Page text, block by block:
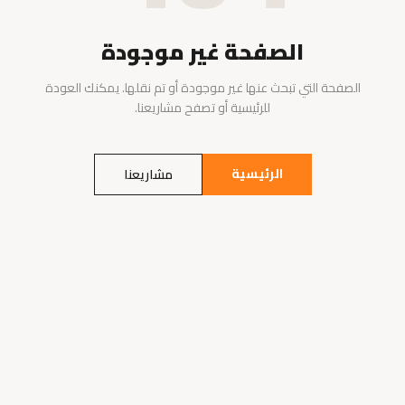
الصفحة غير موجودة
الصفحة التي تبحث عنها غير موجودة أو تم نقلها. يمكنك العودة
للرئيسية أو تصفح مشاريعنا.
الرئيسية مشاريعنا